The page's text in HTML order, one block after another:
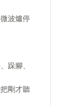
波爐停
跺腳、
剛才聽